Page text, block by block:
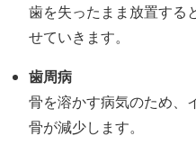
歯を失ったまま放置する
せていきます。
歯周病
骨を溶かす病気のため、
骨が減少します。